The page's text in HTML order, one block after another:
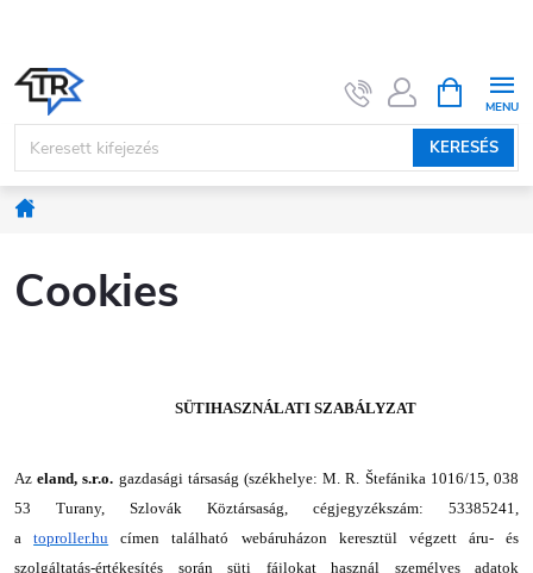
tartalomhoz
KERESÉS
KOSÁR
Kezdőlap
Cookies
SÜTIHASZNÁLATI SZABÁLYZAT
Az eland, s.r.o. gazdasági társaság (székhelye: M. R. Štefánika 1016/15, 038
53 Turany, Szlovák Köztársaság, cégjegyzékszám: 53385241,
atoproller.hu címen található webáruházon keresztül végzett áru- és
szolgáltatás-értékesítés során süti fájlokat használ személyes adatok